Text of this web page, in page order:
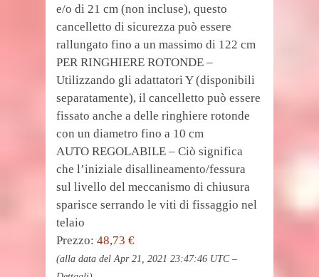
e/o di 21 cm (non incluse), questo
cancelletto di sicurezza può essere
rallungato fino a un massimo di 122 cm
PER RINGHIERE ROTONDE –
Utilizzando gli adattatori Y (disponibili
separatamente), il cancelletto può essere
fissato anche a delle ringhiere rotonde
con un diametro fino a 10 cm
AUTO REGOLABILE – Ciò significa
che l’iniziale disallineamento/fessura
sul livello del meccanismo di chiusura
sparisce serrando le viti di fissaggio nel
telaio
Prezzo: 48,73 €
(alla data del Apr 21, 2021 23:47:46 UTC –